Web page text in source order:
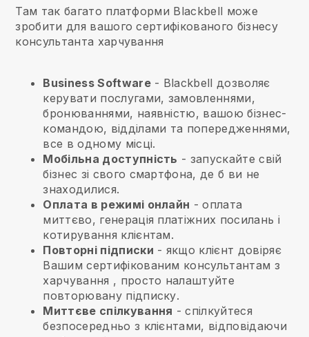
Там так багато платформи Blackbell може
зробити для вашого сертифікованого бізнесу
консультанта харчування
Business Software- Blackbell дозволяє
керувати послугами, замовленнями,
бронюваннями, наявністю, вашою бізнес-
командою, відділами та попередженнями,
все в одному місці.
Мобільна доступність - запускайте свій
бізнес зі свого смартфона, де б ви не
знаходилися.
Оплата в режимі онлайн - оплата
миттєво, генерація платіжних посилань і
котирування клієнтам.
Повторні підписки - якщо клієнт довіряє
Вашим сертифікованим консультантам з
харчування , просто налаштуйте
повторювану підписку.
Миттєве спілкування - спілкуйтеся
безпосередньо з клієнтами, відповідаючи